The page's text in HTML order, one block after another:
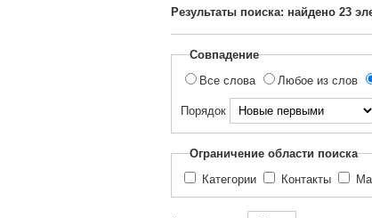
поиска...
Результаты поиска: найдено 23
Совпадение
Все слова
Любое из слов
Порядок
Ограничение области поиска
Категории
Контакты